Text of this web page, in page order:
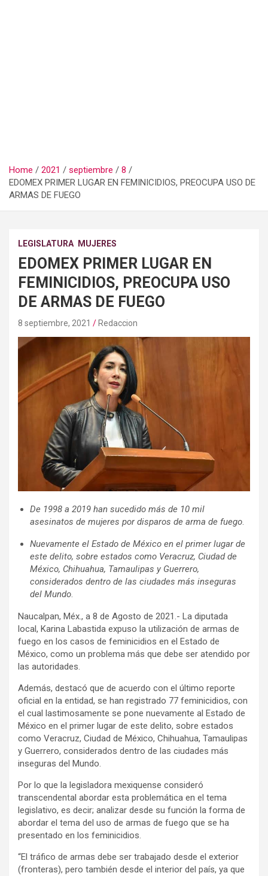
Home 2021 septiembre
8
EDOMEX PRIMER LUGAR EN FEMINICIDIOS, PREOCUPA USO DE
ARMAS DE FUEGO
LEGISLATURA MUJERES
EDOMEX PRIMER LUGAR EN
FEMINICIDIOS, PREOCUPA USO
DE ARMAS DE FUEGO
8 septiembre, 2021 Redaccion
De 1998 a 2019 han sucedido más de 10 mil
asesinatos de mujeres por disparos de arma de fuego.
Nuevamente el Estado de México en el primer lugar de
este delito, sobre estados como Veracruz, Ciudad de
México, Chihuahua, Tamaulipas y Guerrero,
considerados dentro de las ciudades más inseguras
del Mundo.
Naucalpan, Méx., a 8 de Agosto de 2021.- La diputada
local, Karina Labastida expuso la utilización de armas de
fuego en los casos de feminicidios en el Estado de
México, como un problema más que debe ser atendido por
las autoridades.
Además, destacó que de acuerdo con el último reporte
oficial en la entidad, se han registrado 77 feminicidios, con
el cual lastimosamente se pone nuevamente al Estado de
México en el primer lugar de este delito, sobre estados
como Veracruz, Ciudad de México, Chihuahua, Tamaulipas
y Guerrero, considerados dentro de las ciudades más
inseguras del Mundo.
Por lo que la legisladora mexiquense consideró
transcendental abordar esta problemática en el tema
legislativo, es decir; analizar desde su función la forma de
abordar el tema del uso de armas de fuego que se ha
presentado en los feminicidios.
“El tráfico de armas debe ser trabajado desde el exterior
(fronteras), pero también desde el interior del país, ya que